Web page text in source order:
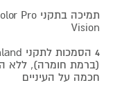
Vision
(ברמת חומרה), ללא
חכמה על העיניים